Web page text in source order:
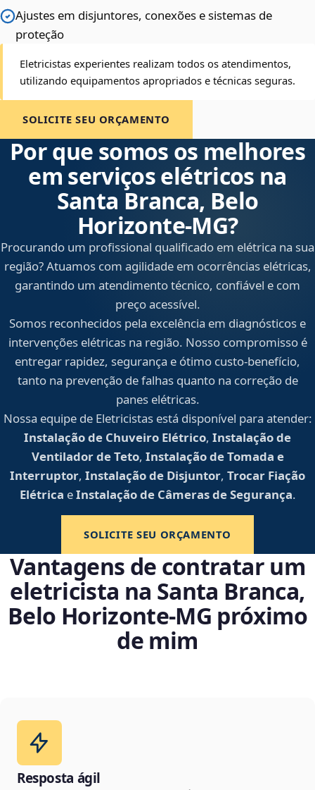
Ajustes em disjuntores, conexões e sistemas de
proteção
Eletricistas experientes realizam todos os atendimentos,
utilizando equipamentos apropriados e técnicas seguras.
SOLICITE SEU ORÇAMENTO
Por que somos os melhores
em serviços elétricos na
Santa Branca, Belo
Horizonte‑MG?
Procurando um profissional qualificado em elétrica na sua
região? Atuamos com agilidade em ocorrências elétricas,
garantindo um atendimento técnico, confiável e com
preço acessível.
Somos reconhecidos pela excelência em diagnósticos e
intervenções elétricas na região. Nosso compromisso é
entregar rapidez, segurança e ótimo custo-benefício,
tanto na prevenção de falhas quanto na correção de
panes elétricas.
Nossa equipe de Eletricistas está disponível para atender:
Instalação de Chuveiro Elétrico, Instalação de
Ventilador de Teto, Instalação de Tomada e
Interruptor, Instalação de Disjuntor, Trocar Fiação
Elétrica eInstalação de Câmeras de Segurança.
SOLICITE SEU ORÇAMENTO
Vantagens de contratar um
eletricista na Santa Branca,
Belo Horizonte‑MG próximo
de mim
Resposta ágil